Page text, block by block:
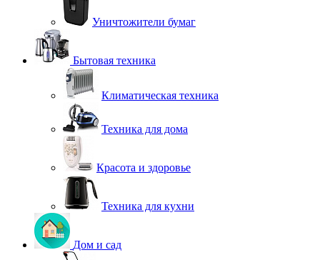
Уничтожители бумаг
Бытовая техника
Климатическая техника
Техника для дома
Красота и здоровье
Техника для кухни
Дом и сад